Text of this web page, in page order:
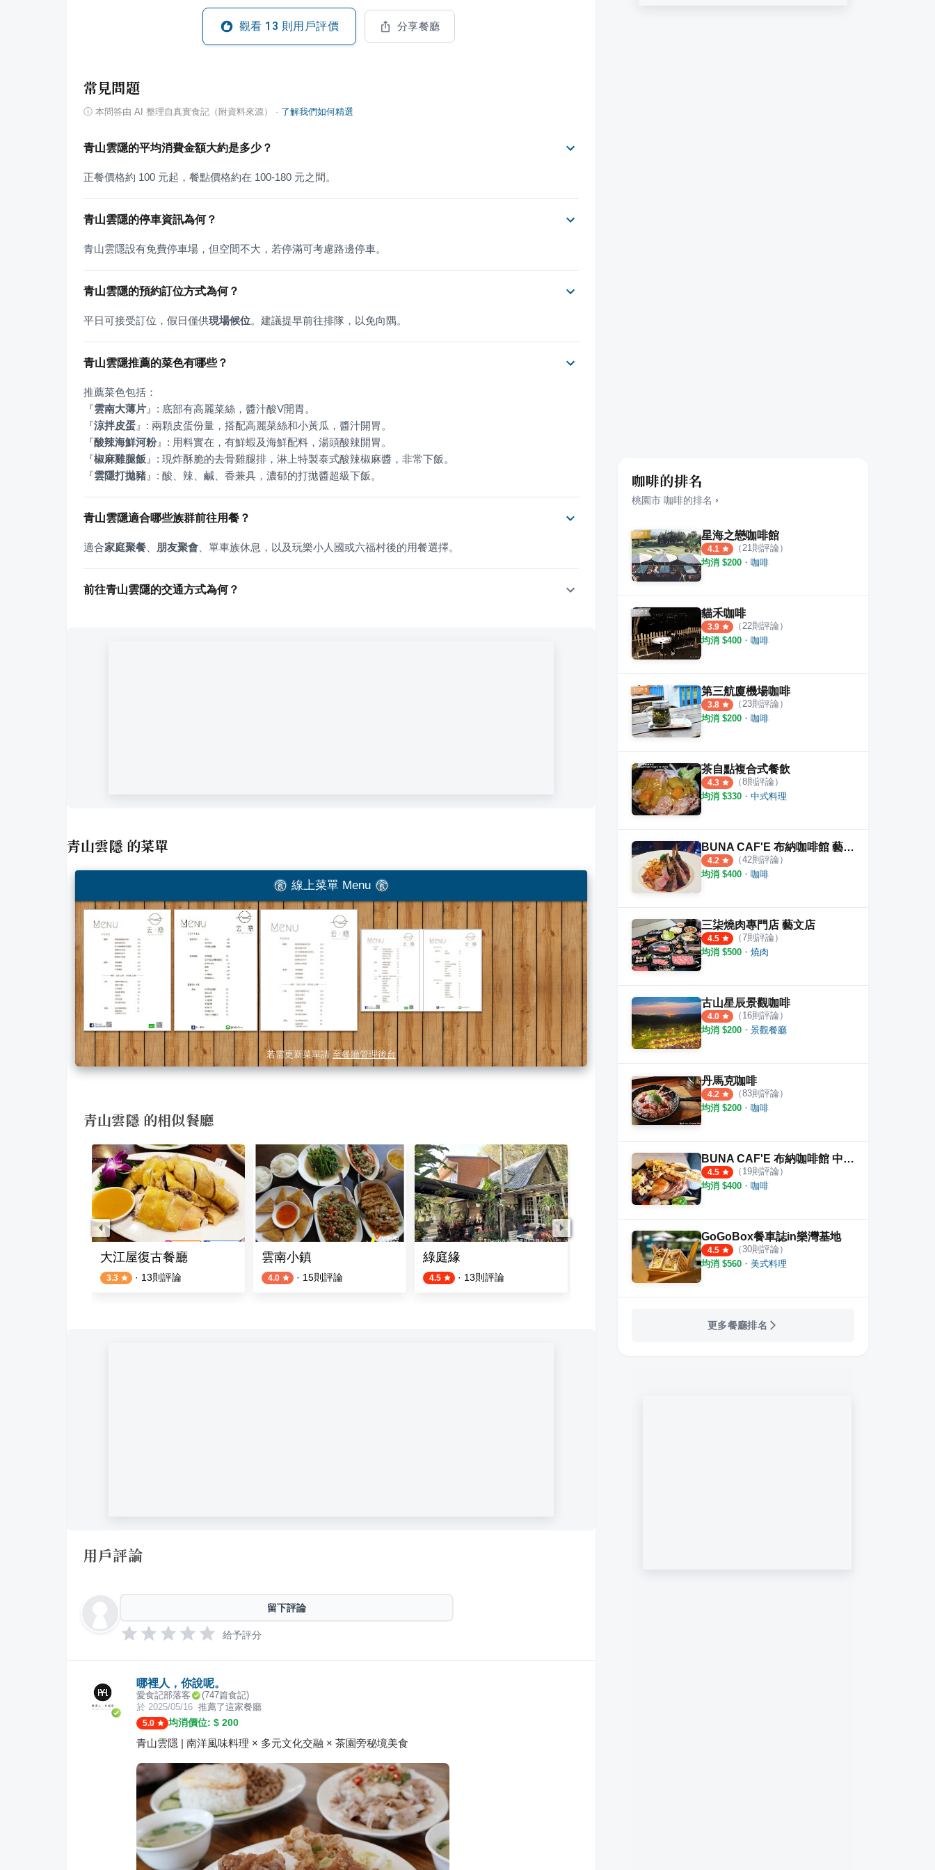
觀看 13 則用戶評價 分享餐廳
常見問題
ⓘ 本問答由 AI 整理自真實食記（附資料來源） · 了解我們如何精選
青山雲隱的平均消費金額大約是多少？
正餐價格約 100 元起，餐點價格約在 100-180 元之間。
青山雲隱的停車資訊為何？
青山雲隱設有免費停車場，但空間不大，若停滿可考慮路邊停車。
青山雲隱的預約訂位方式為何？
平日可接受訂位，假日僅供現場候位。建議提早前往排隊，以免向隅。
青山雲隱推薦的菜色有哪些？
『雲南大薄片 』
『涼拌皮蛋 』
『酸辣海鮮河粉』
『椒麻雞腿飯 』
『雲隱打拋豬 』 : 酸、辣、鹹、香兼具，濃郁的打拋醬超級下飯。
青山雲隱適合哪些族群前往用餐？
適合家庭聚餐 朋友聚會 、單車族休息，以及玩樂小人國或六福村後的用餐選擇。
前往青山雲隱的交通方式為何？
青山雲隱的菜單
線上菜單 Menu
若需更新菜單請 至餐廳管理後台
青山雲隱 的相似餐廳
大江屋復古餐廳
3.3 · 13則評論
雲南小鎮
4.0 · 15則評論
綠庭緣
4.5 · 13則評論
八妹婆婆
23 則評論
美樂地我家小館
用戶評論
留下評論
給予評分
哪裡人，你說呢。
愛食記部落客 (747篇食記)
於 2025/05/16 推薦了這家餐廳
5.0 均消價位: $ 200
青山雲隱 | 南洋風味料理 × 多元文化交融 × 茶園旁秘境美食
咖啡的排名
桃園市 咖啡的排名 ›
星海之戀咖啡館
4.1 （21則評論）
均消 $200 ・ 咖啡
貓禾咖啡
3.9 （22則評論）
均消 $400 ・ 咖啡
第三航廈機場咖啡
3.8 （23則評論）
均消 $200 ・ 咖啡
茶自點複合式餐飲
4.3 （8則評論）
均消 $330 ・ 中式料理
BUNA CAF'E 布納咖啡館 藝文店
4.2 （42則評論）
均消 $400 ・ 咖啡
三柒燒肉專門店 藝文店
4.5 （7則評論）
均消 $500 ・ 燒肉
古山星辰景觀咖啡
4.0 （ 16則評論）
均消 $200 ・ 景觀餐廳
丹馬克咖啡
4.2 （83則評論）
均消 $200 ・ 咖啡
BUNA CAF'E 布納咖啡館 中壢店
4.5 （ 19則評論）
均消 $400 ・ 咖啡
GoGoBox餐車誌in樂灣基地
4.5 （30則評論）
均消 $560 ・ 美式料理
更多餐廳排名